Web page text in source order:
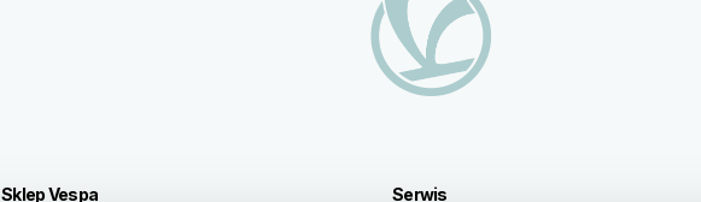
Sklep Vespa Serwis